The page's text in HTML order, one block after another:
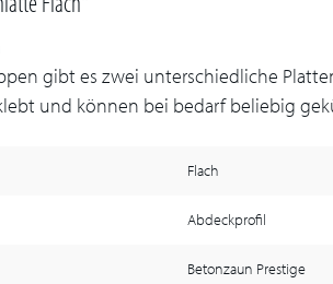
gibt es zwei unterschiedliche
und können bei bedarf beliebig
Flach
Abdeckprofil
Betonzaun Prestige